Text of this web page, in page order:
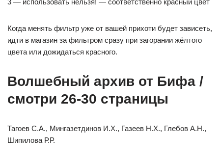
3 — использовать нельзя! — соответственно красный цвет
Когда менять фильтр уже от вашей прихоти будет зависеть,
идти в магазин за фильтром сразу при загорании жёлтого
цвета или дожидаться красного.
Волшебный архив от Бифа /
смотри 26-30 страницы
Тагоев С.А., Мингазетдинов И.Х., Газеев Н.Х., Глебов А.Н.,
Шипилова Р.Р.